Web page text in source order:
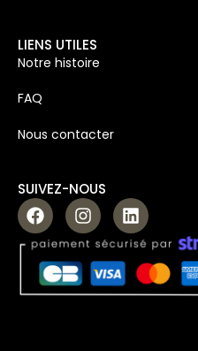
LIENS UTILES
Notre histoire
FAQ
Nous contacter
SUIVEZ-NOUS